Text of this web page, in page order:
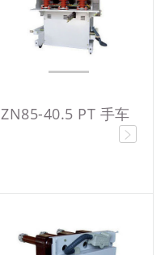
ZN85-40.5 PT 手车